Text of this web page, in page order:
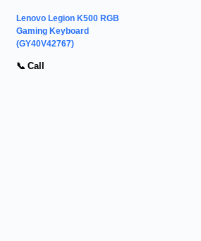
Lenovo Legion K500 RGB
Gaming Keyboard
(GY40V42767)
📞 Call